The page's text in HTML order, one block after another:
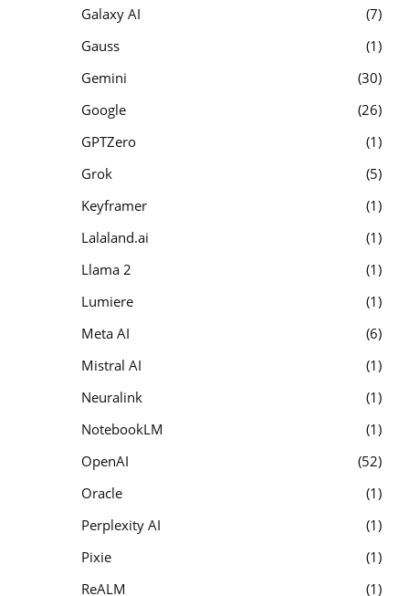
Galaxy AI
7
Gauss
1
Gemini
30
Google
26
GPTZero
1
Grok
5
Keyframer
1
Lalaland.ai
1
Llama 2
1
Lumiere
1
Meta AI
6
Mistral AI
1
Neuralink
1
NotebookLM
1
OpenAI
52
Oracle
1
Perplexity AI
1
Pixie
1
ReALM
1